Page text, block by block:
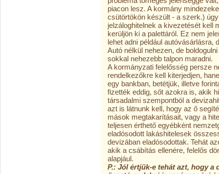
piacon lesz. A kormány
csütörtökön készült - a szerk.)
jelzáloghitelnek a kivezetését kell
kerüljön ki a palettáról. Ez nem
lehet adni például autóvásárlásra,
Autó nélkül nehezen, de
sokkal nehezebb talpon maradni.
A kormányzati felelősség persze
rendelkezőkre kell kiterjedjen,
egy bankban, betétjük, illetve
fizették eddig, sőt azokra is, akik
társadalmi szempontból a
azt is látnunk kell, hogy az ő
mások megtakarításait, vagy a
teljesen érthető egyébként
eladósodott lakáshitelesek
devizában eladósodottak. Tehát
akik a csábítás ellenére, felelős
alapjául.
P.: Jól értjük-e tehát azt, hogy a